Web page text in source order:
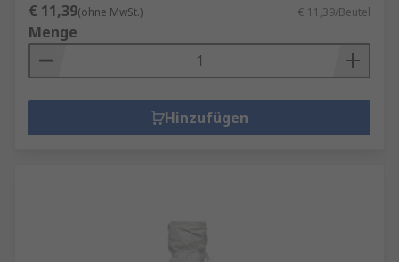
€ 11,39(ohne MwSt.) € 11,39/Beutel
Menge
Hinzufügen